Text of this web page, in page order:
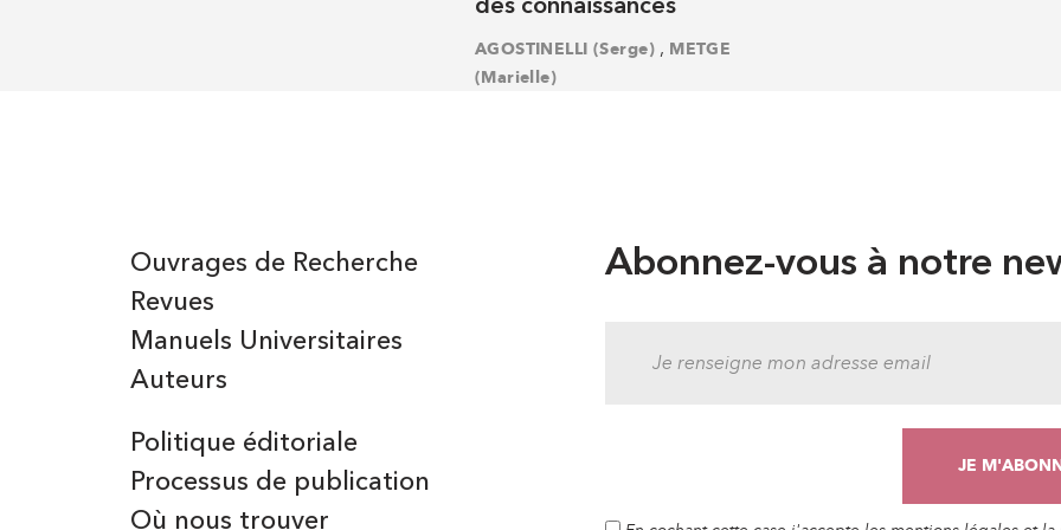
des connaissances
AGOSTINELLI (Serge) , METGE
(Marielle)
Abonnez-vous à notre
Auteurs
Manuels Universitaires
Ouvrages de Recherche
Revues
Politique éditoriale
Processus de publication
Où nous trouver